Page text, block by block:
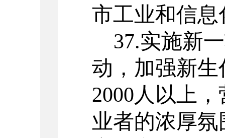
市工业和信
37.实施新
动，加强新
2000人以上
业者的浓厚氛